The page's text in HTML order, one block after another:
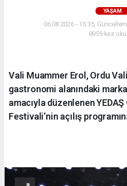
YAŞAM
06.08.2026 - 15:35,
8959 kez
Vali Muammer Erol, Ordu
gastronomi alanındaki
amacıyla düzenlenen
Festivali’nin açılış